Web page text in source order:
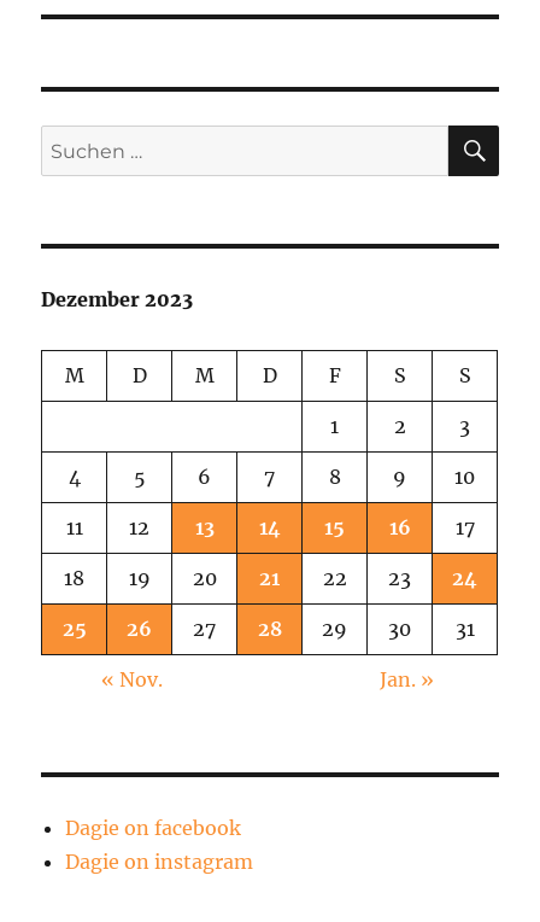
Suchen
nach:
Dezember 2023
M D M D F S S
1 2 3
4 5 6 7 8 9 10
11 12 13 14 15 16 17
18 19 20 21 22 23 24
25 26 27 28 29 30 31
« Nov. Jan. »
Dagie on facebook
Dagie on instagram